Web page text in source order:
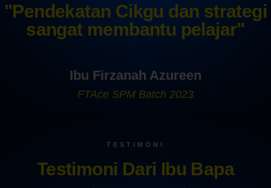
"Pendekatan Cikgu dan strategi
sangat membantu pelajar"
Ibu Firzanah Azureen
FTAce SPM Batch 2023
TESTIMONI
Testimoni Dari Ibu Bapa